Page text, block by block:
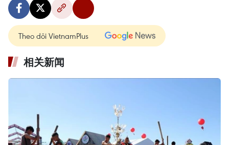
Theo dõi VietnamPlus
相关新闻